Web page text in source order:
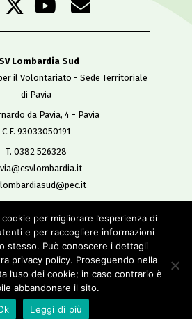
Lombardia Sud
il Volontariato - Sede Territoriale
di Pavia
da Pavia, 4 - Pavia
C.F. 93033050191
T. 0382 526328
Copyright 2019
Rights Reserved
-
Privacy policy
Cookie policy
Credits
per migliorare l’esperienza di
e per raccogliere informazioni
stesso. Può conoscere i dettagli
privacy policy. Proseguendo nella
l’uso dei cookie; in caso contrario è
abbandonare il sito.
Leggi di più